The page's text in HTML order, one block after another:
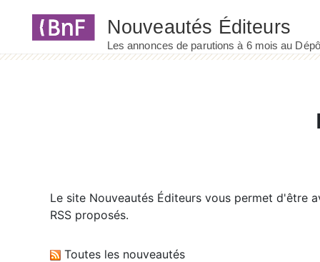
Le site Nouveautés Éditeurs vous permet d'être
RSS proposés.
Toutes les nouveautés